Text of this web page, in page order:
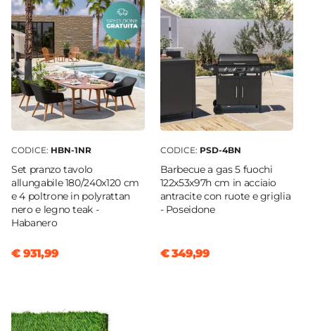
CODICE: HBN-1NR
Set pranzo tavolo
allungabile 180/240x120 cm
e 4 poltrone in polyrattan
nero e legno teak -
Habanero
€ 931,99
CODICE: PSD-4BN
Barbecue a gas 5 fuochi
122x53x97h cm in acciaio
antracite con ruote e griglia
- Poseidone
€ 349,99